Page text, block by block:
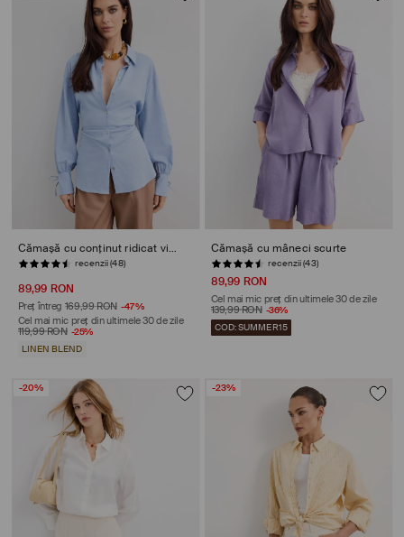
Cămașă cu conținut ridicat viscoză și adaos de in
STOC REDUS
89,99 RON
Preț întreg 169,99 RON -47%
Cel mai mic preț din ultimele 30 de zile
119,99 RON -25%
LINEN BLEND
Cămașă cu mâneci scurte
recenzii (43)
89,99 RON
Cel mai mic preț din ultimele 30 de zile
139,99 RON -36%
COD: SUMMER15
-20% -23%